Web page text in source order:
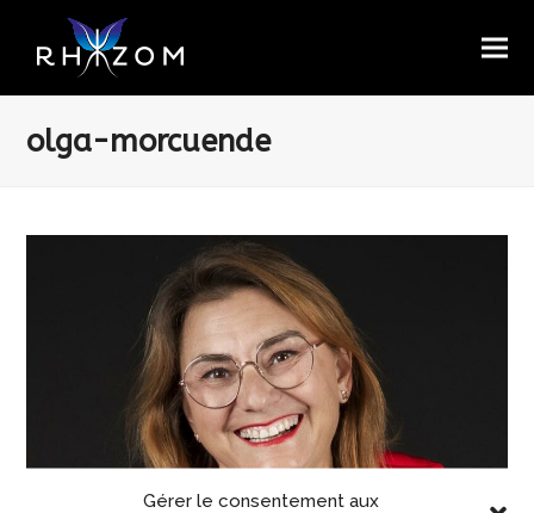
Gérer le consentement aux
olga-morcuende